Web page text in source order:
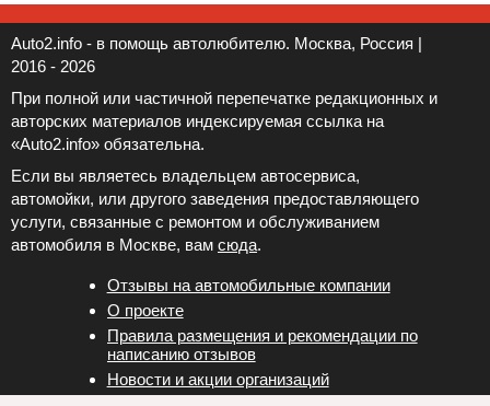
Auto2.info - в помощь автолюбителю. Москва, Россия |
2016 - 2026
При полной или частичной перепечатке редакционных и
авторских материалов индексируемая ссылка на
«Auto2.info» обязательна.
Если вы являетесь владельцем автосервиса,
автомойки, или другого заведения предоставляющего
услуги, связанные с ремонтом и обслуживанием
автомобиля в Москве, вам сюда.
Отзывы на автомобильные компании
Новости и акции организаций